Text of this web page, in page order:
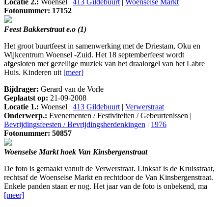
Locatie 2.: Woensel | 413 Gildebuurt| Woenselse Markt
Fotonummer: 17152
Feest Bakkerstraat e.o (1)
Het groot buurtfeest in samenwerking met de Driestam, Oku en
Wijkcentrum Woensel -Zuid. Het 18 septemberfeest wordt
afgesloten met gezellige muziek van het draaiorgel van het Labre
Huis. Kinderen uit [meer]
Bijdrager: Gerard van de Vorle
Geplaatst op: 21-09-2008
Locatie 1.: Woensel | 413 Gildebuurt| Verwerstraat
Onderwerp.: Evenementen / Festiviteiten / Gebeurtenissen |
Bevrijdingsfeesten / Bevrijdingsherdenkingen | 1976
Fotonummer: 50857
Woenselse Markt hoek Van Kinsbergenstraat
De foto is gemaakt vanuit de Verwerstraat. Linksaf is de Kruisstraat,
rechtsaf de Woenselse Markt en rechtdoor de Van Kinsbergenstraat.
Enkele panden staan er nog. Het jaar van de foto is onbekend, ma
[meer]